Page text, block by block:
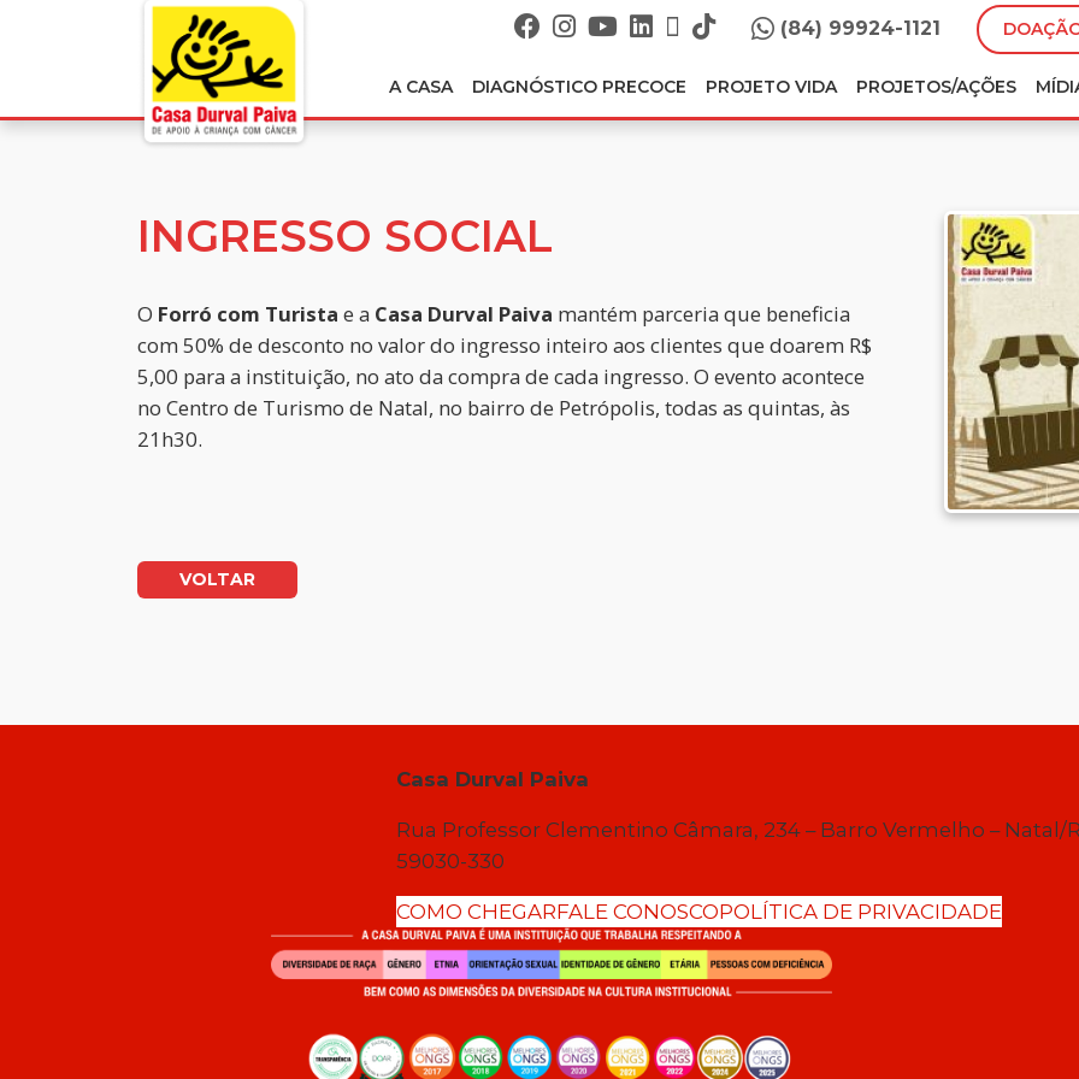
(84) 99924-1121
A CASA DIAGNÓSTICO PRECOCE PROJETO VIDA PROJETOS/AÇÕES
INGRESSO SOCIAL
O Forró com Turista e a Casa Durval Paiva mantém parceria que beneficia
com 50% de desconto no valor do ingresso inteiro aos clientes que doarem R$
5,00 para a instituição, no ato da compra de cada ingresso. O evento acontece
no Centro de Turismo de Natal, no bairro de Petrópolis, todas as quintas, às
21h30.
VOLTAR
Casa Durval Paiva
Rua Professor Clementino Câmara, 234 – Barro Vermelho – Natal/
59030-330
COMO CHEGARFALE CONOSCOPOLÍTICA DE PRIVACIDADE